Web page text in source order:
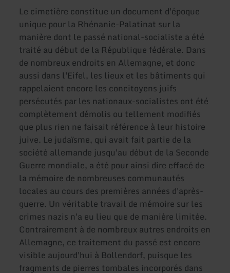
Le cimetière constitue un document d'époque
unique pour la Rhénanie-Palatinat sur la
manière dont le passé national-socialiste a été
traité au début de la République fédérale. Dans
de nombreux endroits en Allemagne, et donc
aussi dans l'Eifel, les lieux et les bâtiments qui
rappelaient encore les concitoyens juifs
persécutés par les nationaux-socialistes ont été
complètement démolis ou tellement modifiés
que plus rien ne faisait référence à leur histoire
juive. Le judaïsme, qui avait fait partie de la
société allemande jusqu'au début de la Seconde
Guerre mondiale, a été pour ainsi dire effacé de
la mémoire de nombreuses communautés
locales au cours des premières années d'après-
guerre. Un véritable travail de mémoire sur les
crimes nazis n'a eu lieu que de manière limitée.
Contrairement à de nombreux autres endroits en
Allemagne, ce traitement du passé est encore
visible aujourd'hui à Bollendorf, puisque les
fragments de pierres tombales incorporés dans